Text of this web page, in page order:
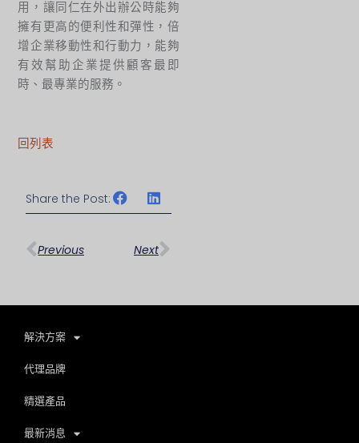
用，讓同仁在外出辦公時能夠
擁有更高的便利性和彈性，倍
增企業移動性和行動力，能夠
有效幫助企業提供顧客最即
時、最專業的服務。
回列表
Share the Post:
上一頁
Previous Next
下一篇
解決方案
代理品牌
精選產品
最新消息